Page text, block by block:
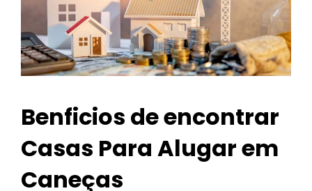
Benficios de encontrar
Casas Para Alugar em
Caneças